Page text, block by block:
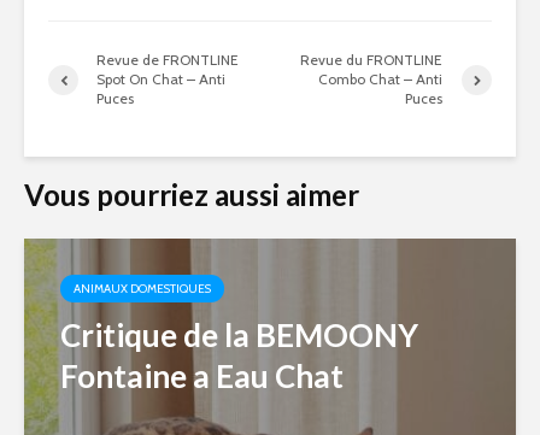
Revue de FRONTLINE
Spot On Chat – Anti
Puces
Revue du FRONTLINE
Combo Chat – Anti
Puces
Vous pourriez aussi aimer
ANIMAUX DOMESTIQUES
Critique de la BEMOONY
Fontaine a Eau Chat